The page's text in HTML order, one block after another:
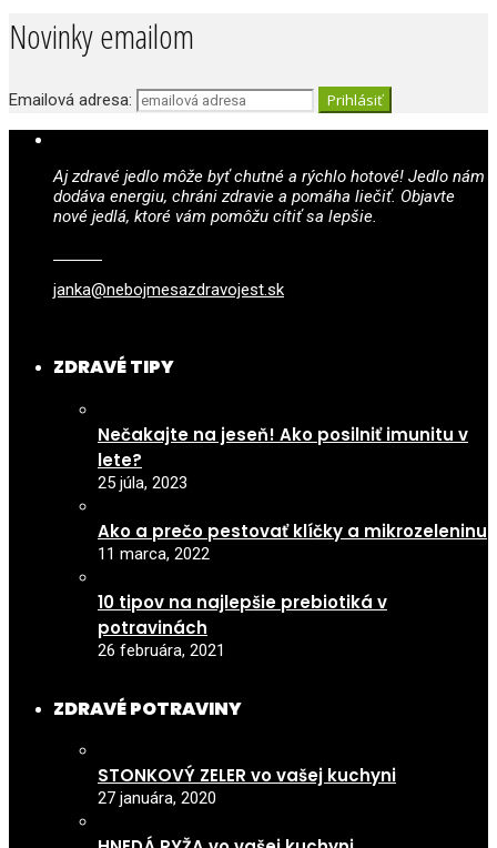
Novinky emailom
Emailová adresa:
Aj zdravé jedlo môže byť chutné a rýchlo hotové! Jedlo nám
dodáva energiu, chráni zdravie a pomáha liečiť. Objavte
nové jedlá, ktoré vám pomôžu cítiť sa lepšie.
janka@nebojmesazdravojest.sk
ZDRAVÉ TIPY
Nečakajte na jeseň! Ako posilniť imunitu v
lete?
25 júla, 2023
Ako a prečo pestovať klíčky a mikrozeleninu
11 marca, 2022
10 tipov na najlepšie prebiotiká v
potravinách
26 februára, 2021
ZDRAVÉ POTRAVINY
STONKOVÝ ZELER vo vašej kuchyni
27 januára, 2020